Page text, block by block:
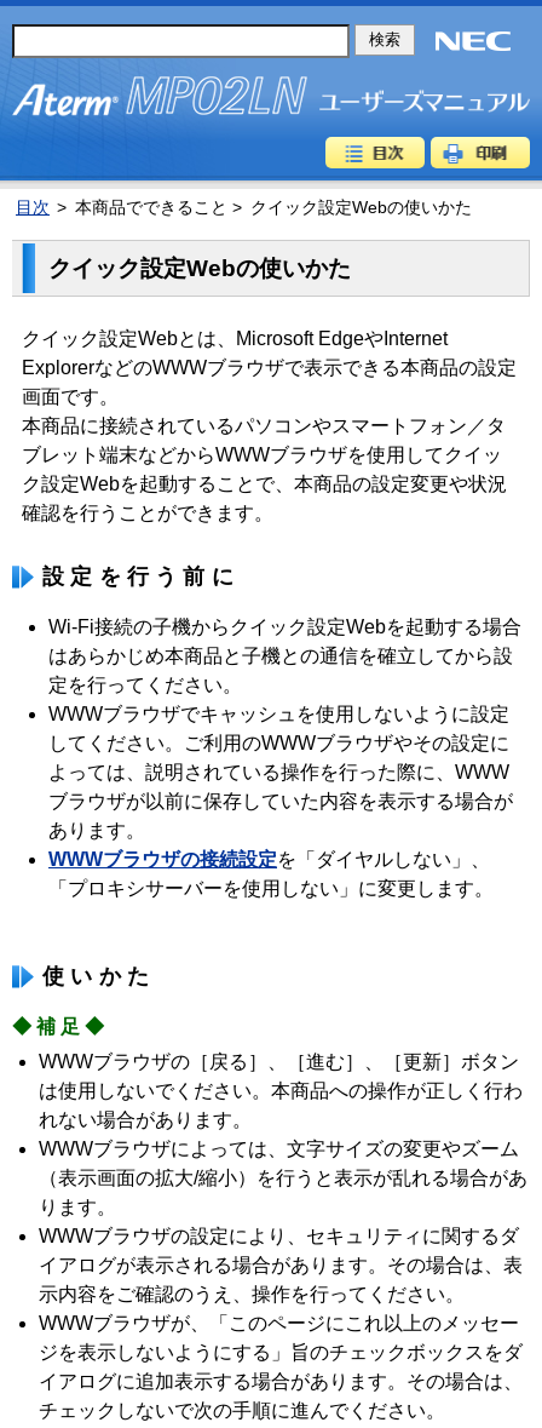
目次 > 本商品でできること > クイック設定Webの使いかた
クイック設定Webの使いかた
クイック設定Webとは、Microsoft EdgeやInternet
ExplorerなどのWWWブラウザで表示できる本商品の設定
画面です。
本商品に接続されているパソコンやスマートフォン／タ
ブレット端末などからWWWブラウザを使用してクイッ
ク設定Webを起動することで、本商品の設定変更や状況
確認を行うことができます。
設定を行う前に
Wi-Fi接続の子機からクイック設定Webを起動する場合
はあらかじめ本商品と子機との通信を確立してから設
定を行ってください。
WWWブラウザでキャッシュを使用しないように設定
してください。ご利用のWWWブラウザやその設定に
よっては、説明されている操作を行った際に、WWW
ブラウザが以前に保存していた内容を表示する場合が
あります。
WWWブラウザの接続設定を「ダイヤルしない」、
「プロキシサーバーを使用しない」に変更します。
使いかた
◆補足◆
WWWブラウザの［戻る］、［進む］、［更新］ボタン
は使用しないでください。本商品への操作が正しく行わ
れない場合があります。
WWWブラウザによっては、文字サイズの変更やズーム
（表示画面の拡大/縮小）を行うと表示が乱れる場合があ
ります。
WWWブラウザの設定により、セキュリティに関するダ
イアログが表示される場合があります。その場合は、表
示内容をご確認のうえ、操作を行ってください。
WWWブラウザが、「このページにこれ以上のメッセー
ジを表示しないようにする」旨のチェックボックスをダ
イアログに追加表示する場合があります。その場合は、
チェックしないで次の手順に進んでください。